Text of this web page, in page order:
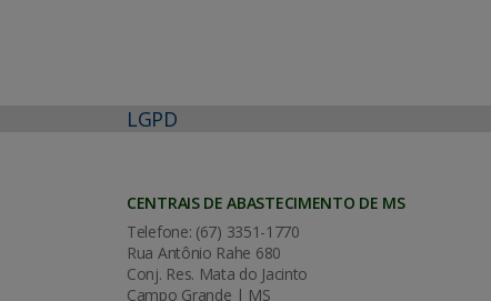
LGPD
CENTRAIS DE ABASTECIMENTO DE MS
Telefone: (67) 3351-1770
Rua Antônio Rahe 680
Conj. Res. Mata do Jacinto
Campo Grande | MS